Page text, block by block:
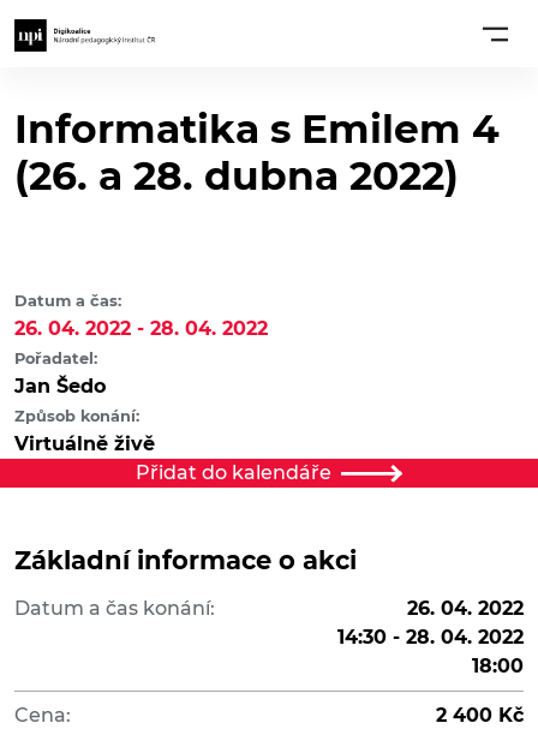
Informatika s Emilem 4
(26. a 28. dubna 2022)
Datum a čas:
26. 04. 2022 - 28. 04. 2022
Pořadatel:
Jan Šedo
Způsob konání:
Virtuálně živě
Přidat do kalendáře
Základní informace o akci
Datum a čas konání:
26. 04. 2022
14:30 - 28. 04. 2022
18:00
Cena: 2 400 Kč